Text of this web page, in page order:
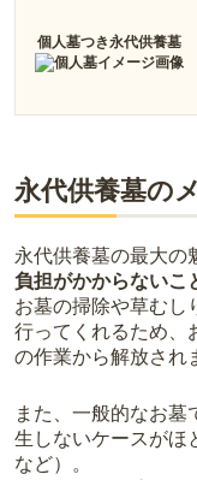
個人墓つき永代供養墓
永代供養墓の
永代供養墓の最大の
負担がかからないこ
お墓の掃除や草むし
行ってくれるため、
の作業から解放され
また、一般的なお墓
生しないケースがほ
など）。